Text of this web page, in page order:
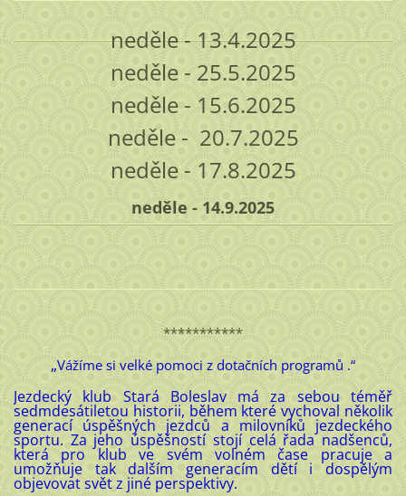
neděle - 13.4.2025
neděle - 25.5.2025
neděle - 15.6.2025
neděle - 20.7.2025
neděle - 17.8.2025
neděle - 14.9.2025
***********
„Vážíme si velké pomoci z dotačních programů .“
Jezdecký klub Stará Boleslav má za sebou téměř
sedmdesátiletou historii, během které vychoval několik
generací úspěšných jezdců a milovníků jezdeckého
sportu. Za jeho úspěšností stojí celá řada nadšenců,
která pro klub ve svém volném čase pracuje a
umožňuje tak dalším generacím dětí i dospělým
objevovat svět z jiné perspektivy.